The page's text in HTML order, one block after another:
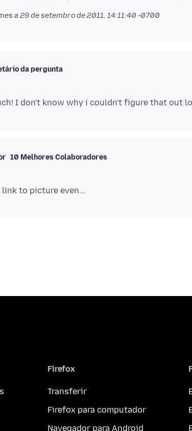
a 29 de setembro de 2011, 14:11:40 -0700
da pergunta
10 Melhores Colaboradores
Firefox
Transferir
Firefox para computador
Navegador para Android